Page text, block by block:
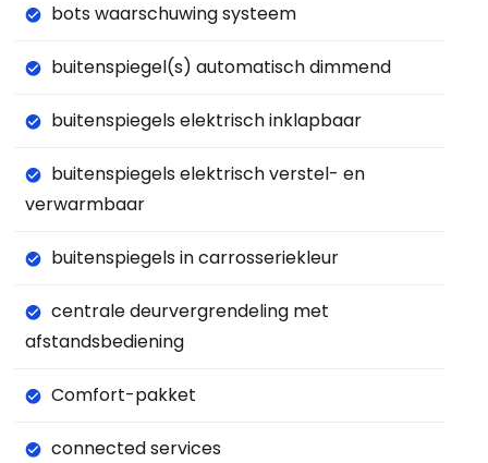
bots waarschuwing systeem
buitenspiegel(s) automatisch dimmend
buitenspiegels elektrisch inklapbaar
buitenspiegels elektrisch verstel- en
verwarmbaar
buitenspiegels in carrosseriekleur
centrale deurvergrendeling met
afstandsbediening
Comfort-pakket
connected services